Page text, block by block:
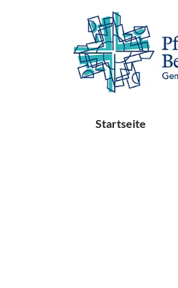
Startseite